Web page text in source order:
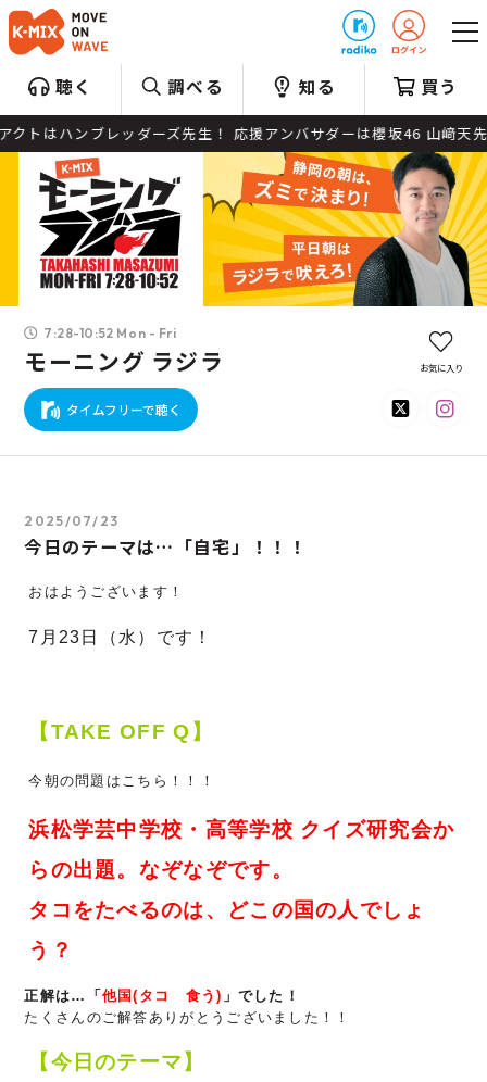
聴く 調べる 知る 買う
レッダーズ先生！ 応援アンバサダーは櫻坂46 山﨑天先
7:28-10:52 Mon - Fri
モーニング ラジラ
タイムフリーで聴く
お気に入り
2025/07/23
今日のテーマは…「自宅」！！！
おはようございます！
7月23 日（水）です！
【TAKE OFF Q】
今朝の問題はこちら！！！
浜松学芸中学校・高等学校 クイズ研究会か
らの出題。なぞなぞです。
タコをたべるのは、どこの国の人でしょ
う？
正解は…「 他国(タコ 食う) 」でした！
たくさんのご解答ありがとうございました！！
【今日のテーマ】